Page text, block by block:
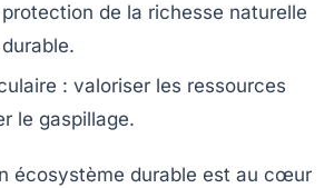
de la richesse naturelle
: valoriser les ressources
le gaspillage.
écosystème durable est au cœur